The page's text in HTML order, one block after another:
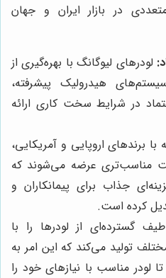
در بازار ایران و جهان
لودرهای لیوگانگ با بهره‌گیری از
هیدرولیک پیشرفته،
در شرایط سخت کاری ارائه
با برندهای اروپایی و آمریکایی،
مناسب‌تری عرضه می‌شوند که
جذاب برای پیمانکاران و
کرده است.
گسترده‌ای از لودرها را با
تولید می‌کند که این امر به
لودر مناسب با نیازهای خود را